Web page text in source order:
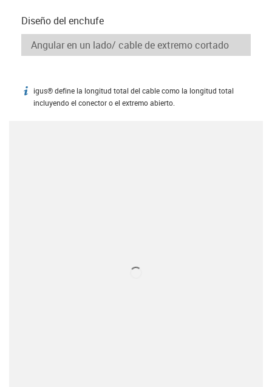
Diseño del enchufe
igus-icon-info
igus® define la longitud total del cable como la longitud total
incluyendo el conector o el extremo abierto.